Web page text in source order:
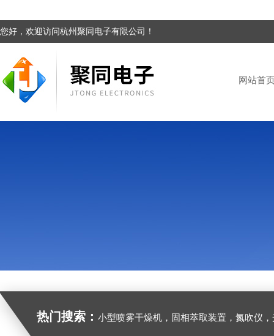
您好，欢迎访问杭州聚同电子有限公司！
网站首
热门搜索： 小型喷雾干燥机，固相萃取装置，氮吹仪，光化学反应仪，低温恒温槽，超声波细胞